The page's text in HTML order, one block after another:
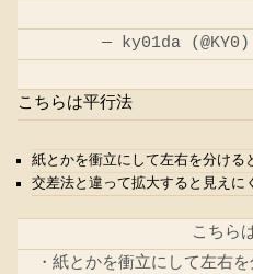
— ky01da (@KY0)
こちらは平行法
紙とかを衝立にして左右を分ける
交差法と違って拡大すると見えに
こちら
・紙とかを衝立にして左右